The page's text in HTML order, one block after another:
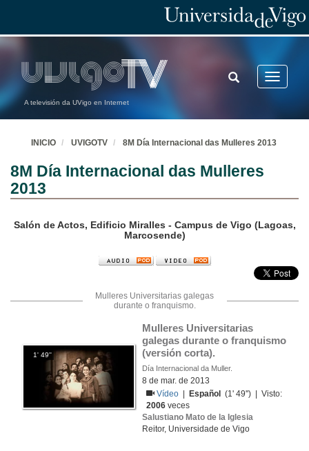
A televisión da UVigo en Internet
Toggle
TOGGLE
SEARCH
INICIO UVIGOTV 8M Día Internacional das Mulleres 2013
8M Día Internacional das Mulleres
2013
Salón de Actos, Edificio Miralles - Campus de Vigo (Lagoas,
Marcosende)
Mulleres Universitarias galegas
durante o franquismo.
1' 49''
Mulleres Universitarias
galegas durante o franquismo
(versión corta).
Día Internacional da Muller.
8 de mar. de 2013
Vídeo
Español
(1' 49'') | Visto:
2006 veces
Salustiano Mato de la Iglesia
Reitor, Universidade de Vigo